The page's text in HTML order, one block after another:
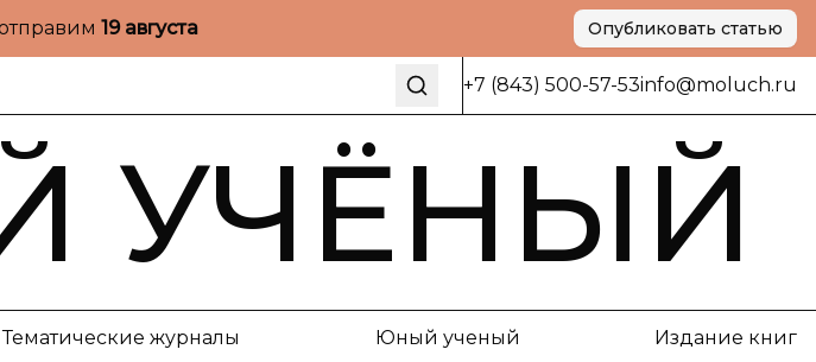
19 августа Опубликовать статью
+7 (843) 500-57-53info@moluch.ru
УЧЁНЫЙ
Тематические журналы Юный ученый Издание книг